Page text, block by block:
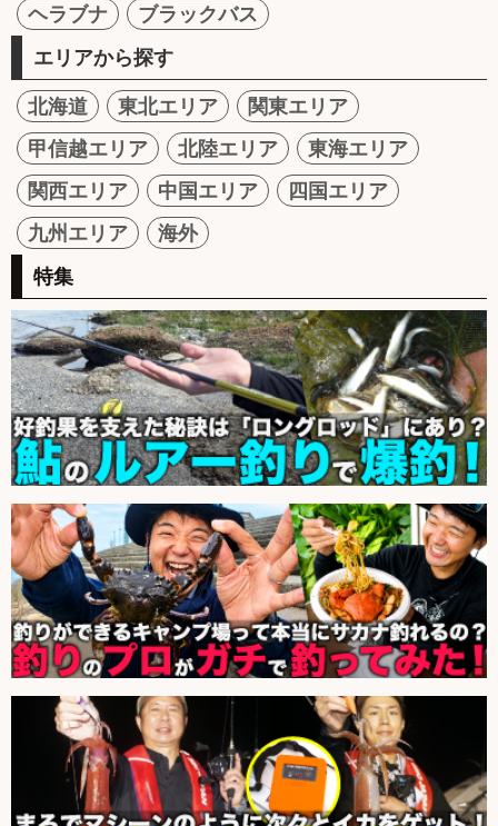
ヘラブナ
ブラックバス
エリアから探す
北海道 東北エリア
関東エリア
甲信越エリア
北陸エリア
東海エリア
関西エリア
中国エリア
四国エリア
九州エリア
海外
特集